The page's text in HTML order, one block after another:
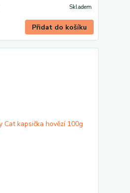
Skladem
Přidat do košíku